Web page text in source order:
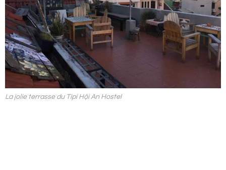
La jolie terrasse du Tipi Hội An Hostel